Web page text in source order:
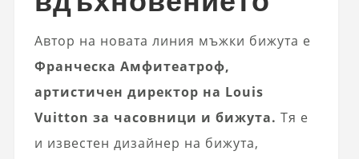
Автор на новата линия мъжки бижута е
Франческа Амфитеатроф,
артистичен директор на Louis
Vuitton за часовници и бижута. Тя е
и известен дизайнер на бижута,